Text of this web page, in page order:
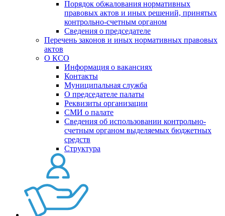
Порядок обжалования нормативных
правовых актов и иных решений, принятых
контрольно-счетным органом
Сведения о председателе
Перечень законов и иных нормативных правовых
актов
О КСО
Информация о вакансиях
Контакты
Муниципальная служба
О председателе палаты
Реквизиты организации
СМИ о палате
Сведения об использовании контрольно-
счетным органом выделяемых бюджетных
средств
Структура